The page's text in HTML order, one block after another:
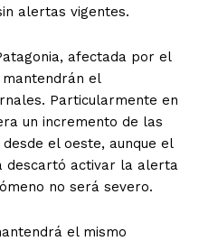
alertas vigentes.
afectada por el
el
Particularmente en
un incremento de las
el oeste, aunque el
descartó activar la alerta
no será severo.
el mismo